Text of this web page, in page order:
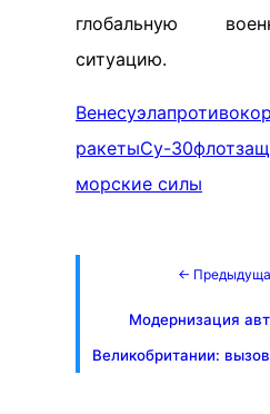
глобальную
ситуацию.
Венесуэла
ракетыСу-30флот
морские силы
←
Модернизация
Великобритании: